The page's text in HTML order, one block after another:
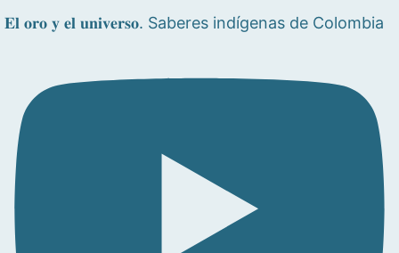
𝐄𝐥 𝐨𝐫𝐨 𝐲 𝐞𝐥 𝐮𝐧𝐢𝐯𝐞𝐫𝐬𝐨. Saberes indígenas de Colombia